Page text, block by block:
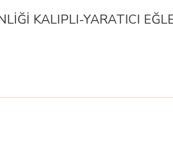
KALIPLI-YARATICI